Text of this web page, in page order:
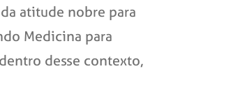
atitude nobre para
Medicina para
desse contexto,